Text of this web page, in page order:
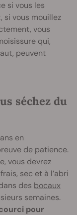
si vous les
si vous mouillez
vous
qui,
peuvent
séchez du
en
de patience.
vous devrez
sec et à l’abri
des bocaux
semaines.
pour